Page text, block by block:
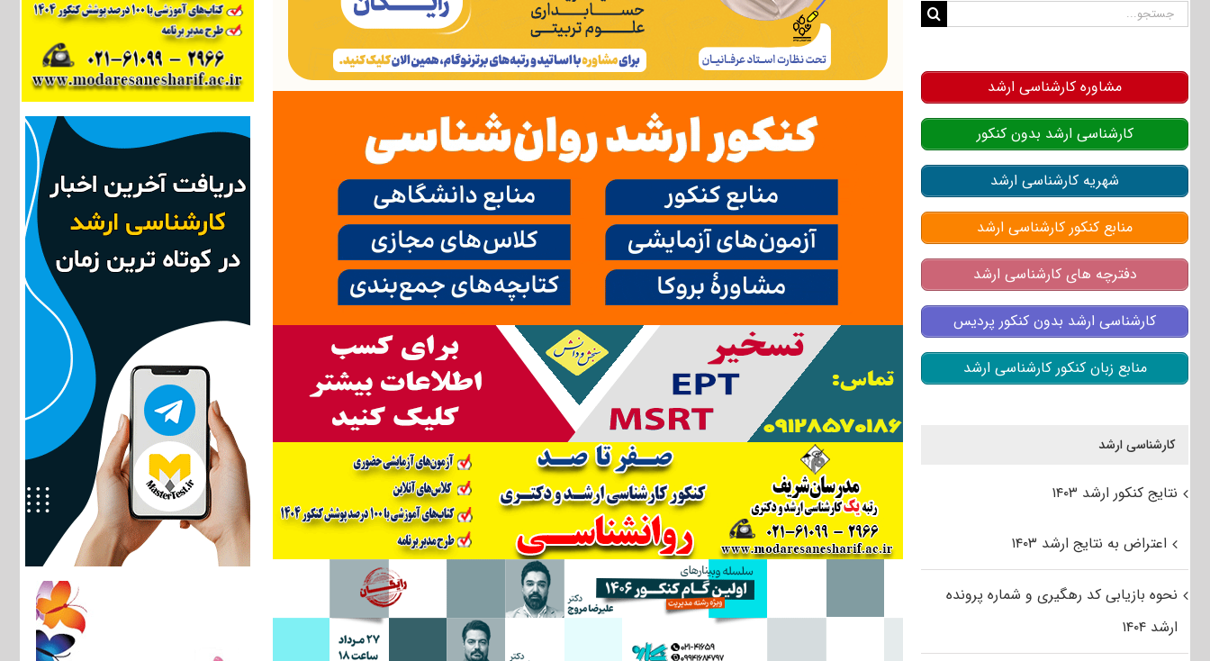
جستجو
مشاوره کارشناسی ارشد
کارشناسی ارشد بدون کنکور
شهریه کارشناسی ارشد
منابع کنکور کارشناسی ارشد
دفترچه های کارشناسی ارشد
کارشناسی ارشد بدون کنکور پردیس
منابع زبان کنکور کارشناسی ارشد
کارشناسی ارشد
نتایج کنکور ارشد ۱۴۰۳
اعتراض به نتایج ارشد ۱۴۰۳
نحوه بازیابی کد رهگیری و شماره پرونده
ارشد ۱۴۰۴